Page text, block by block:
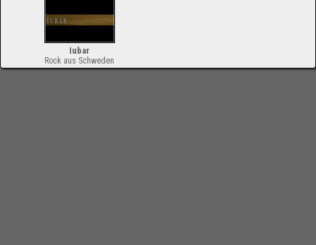
Iubar
Rock aus Schweden